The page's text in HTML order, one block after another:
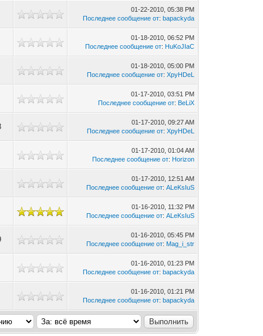
01-22-2010, 05:38 PM
Последнее сообщение от:bapackyda
01-18-2010, 06:52 PM
Последнее сообщение от: HuKoJIaC
01-18-2010, 05:00 PM
Последнее сообщение от:XpyHDeL
01-17-2010, 03:51 PM
Последнее сообщение от: BeLiX
01-17-2010, 09:27 AM
Последнее сообщение от:XpyHDeL
01-17-2010, 01:04 AM
Последнее сообщение от: Horizon
01-17-2010, 12:51 AM
Последнее сообщение от:ALeKsIuS
01-16-2010, 11:32 PM
Последнее сообщение от:ALeKsIuS
01-16-2010, 05:45 PM
Последнее сообщение от: Mag_i_str
01-16-2010, 01:23 PM
Последнее сообщение от:bapackyda
01-16-2010, 01:21 PM
Последнее сообщение от:bapackyda